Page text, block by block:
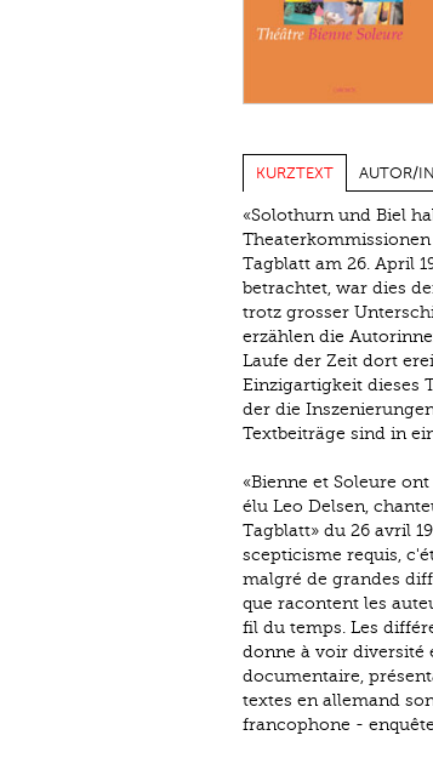
KURZTEXT AUTOR/IN
«Solothurn und Biel
Tagblatt am 26. April
betrachtet, war dies
trotz grosser
erzählen die
Laufe der Zeit dort
Einzigartigkeit dieses
der die
Textbeiträge sind in
«Bienne et Soleure
élu Leo Delsen,
Tagblatt» du 26 avril
scepticisme requis,
malgré de grandes
que racontent les
fil du temps. Les
donne à voir diversité
documentaire,
textes en allemand
francophone -